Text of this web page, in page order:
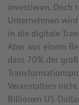
investieren. Doch
Unternehmen
in die digitale
Aber aus einem
dass 70% der
Veranstalters
Billionen US-